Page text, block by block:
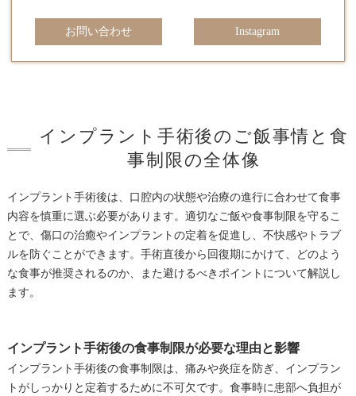
お問い合わせ Instagram
インプラント手術後のご飯事情と食
事制限の全体像
インプラント手術後は、口腔内の状態や治療の進行に合わせて食事
内容を慎重に選ぶ必要があります。適切なご飯や食事制限を守るこ
とで、傷口の治癒やインプラントの定着を促進し、不快感やトラブ
ルを防ぐことができます。手術直後から回復期にかけて、どのよう
な食事が推奨されるのか、また避けるべきポイントについて解説し
ます。
インプラント手術後の食事制限が必要な理由と影響
インプラント手術後の食事制限は、痛みや炎症を防ぎ、インプラン
トがしっかりと定着するために不可欠です。食事時に患部へ負担が